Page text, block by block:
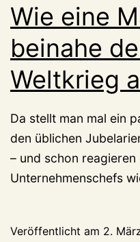
Wie eine
beinahe
Weltkrieg
Da stellt man mal ein
den üblichen
– und schon
Unternehmenschefs
Veröffentlicht am 2.